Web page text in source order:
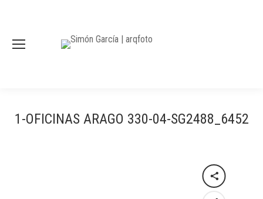
1-OFICINAS ARAGO 330-04-SG2488_6452